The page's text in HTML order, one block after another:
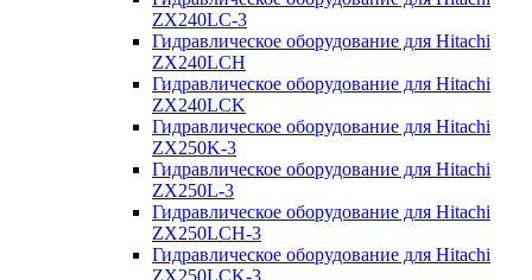
ZX240LC-3
Гидравлическое оборудование для Hitachi
ZX240LCH
Гидравлическое оборудование для Hitachi
ZX240LCK
Гидравлическое оборудование для Hitachi
ZX250K-3
Гидравлическое оборудование для Hitachi
ZX250L-3
Гидравлическое оборудование для Hitachi
ZX250LCH-3
Гидравлическое оборудование для Hitachi
ZX250LCK-3